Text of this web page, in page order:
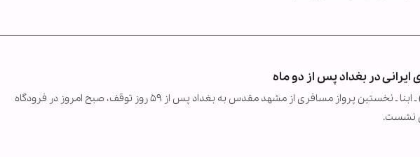
ایرانی در بغداد پس از دو ماه
به گزارش خبرگزاری اهل‌بیت(ع) ـ ابنا ـ نخستین پرواز مسافری از مشهد مقدس به بغداد پس از ۵۹ روز توقف، صبح امروز در فرودگاه
نشست.